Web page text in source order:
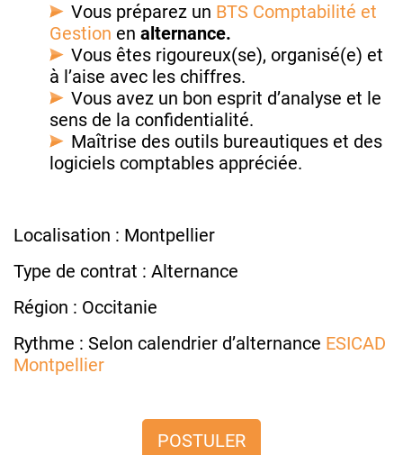
Vous préparez un BTS Comptabilité et
Gestion en alternance.
Vous êtes rigoureux(se), organisé(e) et
à l’aise avec les chiffres.
Vous avez un bon esprit d’analyse et le
sens de la confidentialité.
Maîtrise des outils bureautiques et des
logiciels comptables appréciée.
Localisation : Montpellier
Type de contrat : Alternance
Région : Occitanie
Rythme : Selon calendrier d’alternance ESICAD
Montpellier
POSTULER